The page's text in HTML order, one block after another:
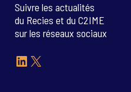
Suivre les actualités
du Recies et du C2IME
sur les réseaux sociaux
LinkedIn
X